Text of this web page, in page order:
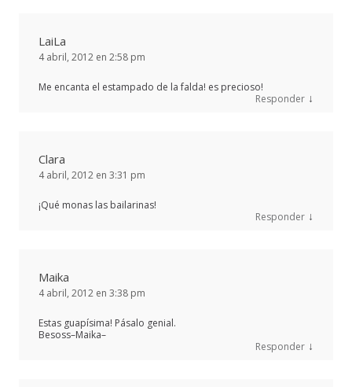
LaiLa
4 abril, 2012 en 2:58 pm
Me encanta el estampado de la falda! es precioso!
Responder ↓
Clara
4 abril, 2012 en 3:31 pm
¡Qué monas las bailarinas!
Responder ↓
Maika
4 abril, 2012 en 3:38 pm
Estas guapísima! Pásalo genial.
Besoss–Maika–
Responder ↓